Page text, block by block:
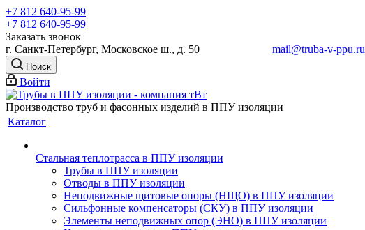
+7 812 640-95-99
+7 812 640-95-99
Заказать звонок
г. Санкт-Петербург, Московское ш., д. 50 mail@truba-v-ppu.ru
Поиск
Войти
Производство труб и фасонных изделий в ППУ изоляции
Каталог
Стальная теплотрасса в ППУ изоляции
Трубы в ППУ изоляции
Отводы в ППУ изоляции
Неподвижные щитовые опоры (НЩО) в ППУ изоляции
Cильфонные компенсаторы (СКУ) в ППУ изоляции
Элементы неподвижных опор (ЭНО) в ППУ изоляции